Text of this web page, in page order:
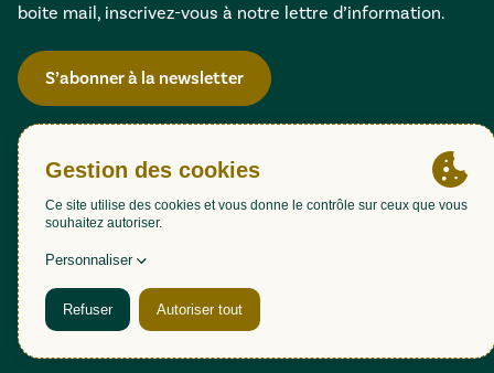
boite mail, inscrivez-vous à notre lettre d’information.
S’abonner à la newsletter
Gestion des cookies
Accessibilité : partiellement conforme (98,51%)
Mentions légales
Politique de confidentialité
Plan du site
Une création